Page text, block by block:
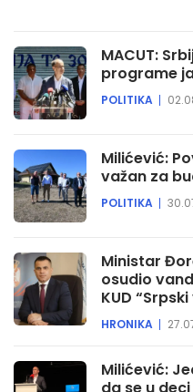
MACUT:
programe
POLITIKA
Milićević:
važan za
POLITIKA
Ministar
osudio
KUD
HRONIKA
Milićević: